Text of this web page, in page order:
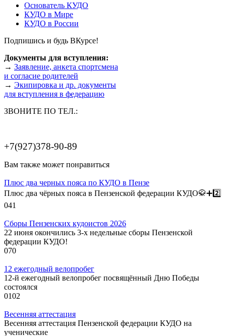
Основатель КУДО
КУДО в Мире
КУДО в России
Подпишись и будь ВКурсе!
Документы для вступления:
→ Заявление, анкета спортсмена
и согласие родителей
→ Экипировка и др. документы
для вступления в федерацию
ЗВОНИТЕ ПО ТЕЛ.:
+7(927)378-90-89
Вам также может понравиться
Плюс два черных пояса по КУДО в Пензе
Плюс два чёрных пояса в Пензенской федерации КУДО🥋➕️2️⃣
041
Сборы Пензенских кудоистов 2026
22 июня окончились 3-х недельные сборы Пензенской
федерации КУДО!
070
12 ежегодный велопробег
12-й ежегодный велопробег посвящённый Дню Победы
состоялся
0102
Весенняя аттестация
Весенняя аттестация Пензенской федерации КУДО на
ученические